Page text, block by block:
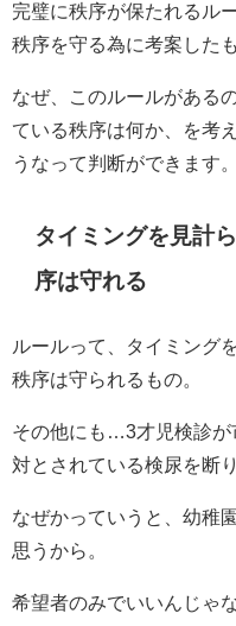
完璧に秩序が保たれるル
秩序を守る為に考案したも
なぜ、このルールがある
ている秩序は何か、を考
うなって判断ができます。
タイミングを見計
序は守れる
ルールって、タイミング
秩序は守られるもの。
その他にも…3才児検診が
対とされている検尿を断
なぜかっていうと、幼稚
思うから。
希望者のみでいいんじゃ